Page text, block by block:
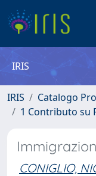
IRIS
IRIS
Catalogo
1 Contributo su
CONIGLIO,